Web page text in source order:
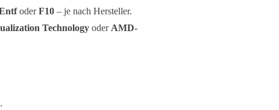
oderF10 – je nach Hersteller.
Technology oder AMD-